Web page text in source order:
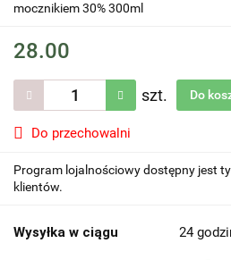
mocznikiem 30% 300ml
28.00
szt. Do
Do przechowalni
Program lojalnościowy dostępny jest
klientów.
Wysyłka w ciągu 24